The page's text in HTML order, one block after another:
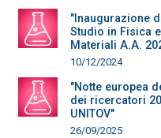
"Inaugurazione
Studio in Fisica
Materiali A.A.
10/12/2024
"Notte europea
dei ricercatori
UNITOV"
26/09/2025